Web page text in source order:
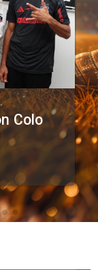
ante